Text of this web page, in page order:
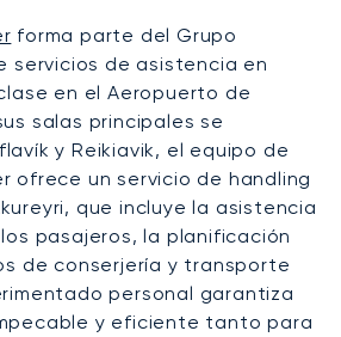
forma parte del Grupo
servicios de asistencia en
en el Aeropuerto de
salas principales se
y Reikiavik, el equipo de
ofrece un servicio de handling
que incluye la asistencia
pasajeros, la planificación
de conserjería y transporte
personal garantiza
y eficiente tanto para